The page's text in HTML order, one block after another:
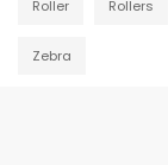
Roller Rollers
Zebra